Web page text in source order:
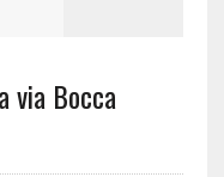
via Bocca